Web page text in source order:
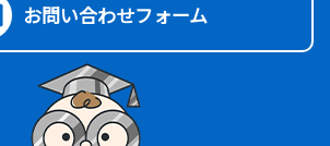
お問い合わせフォーム